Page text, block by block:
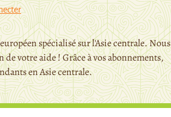
spécialisé sur l'Asie centrale. Nous
votre aide ! Grâce à vos abonnements,
en Asie centrale.